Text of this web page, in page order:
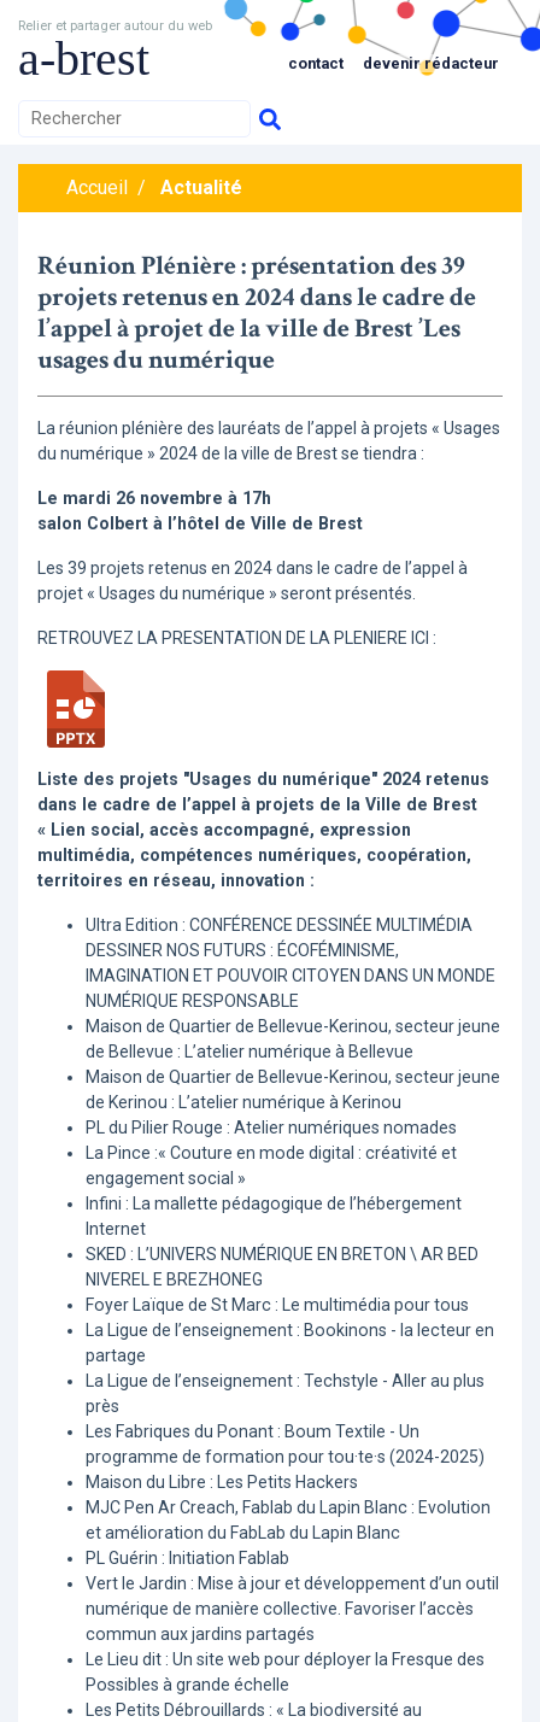
Relier et partager autour du web
a-brest contact devenir rédacteur
Accueil / Actualité
Réunion Plénière : présentation des 39
projets retenus en 2024 dans le cadre de
l’appel à projet de la ville de Brest ’Les
usages du numérique
La réunion plénière des lauréats de l’appel à projets « Usages
du numérique » 2024 de la ville de Brest se tiendra :
Le mardi 26 novembre à 17h
salon Colbert à l’hôtel de Ville de Brest
Les 39 projets retenus en 2024 dans le cadre de l’appel à
projet « Usages du numérique » seront présentés.
RETROUVEZ LA PRESENTATION DE LA PLENIERE ICI :
Liste des projets "Usages du numérique" 2024 retenus
dans le cadre de l’appel à projets de la Ville de Brest
« Lien social, accès accompagné, expression
multimédia, compétences numériques, coopération,
territoires en réseau, innovation :
Ultra Edition : CONFÉRENCE DESSINÉE MULTIMÉDIA
DESSINER NOS FUTURS : ÉCOFÉMINISME,
IMAGINATION ET POUVOIR CITOYEN DANS UN MONDE
NUMÉRIQUE RESPONSABLE
Maison de Quartier de Bellevue-Kerinou, secteur jeune
de Bellevue : L’atelier numérique à Bellevue
Maison de Quartier de Bellevue-Kerinou, secteur jeune
de Kerinou : L’atelier numérique à Kerinou
PL du Pilier Rouge : Atelier numériques nomades
La Pince :« Couture en mode digital : créativité et
engagement social »
Infini : La mallette pédagogique de l’hébergement
Internet
SKED : L’UNIVERS NUMÉRIQUE EN BRETON \ AR BED
NIVEREL E BREZHONEG
Foyer Laïque de St Marc : Le multimédia pour tous
La Ligue de l’enseignement : Bookinons - la lecteur en
partage
La Ligue de l’enseignement : Techstyle - Aller au plus
près
Les Fabriques du Ponant : Boum Textile - Un
programme de formation pour tou·te·s (2024-2025)
Maison du Libre : Les Petits Hackers
MJC Pen Ar Creach, Fablab du Lapin Blanc : Evolution
et amélioration du FabLab du Lapin Blanc
PL Guérin : Initiation Fablab
Vert le Jardin : Mise à jour et développement d’un outil
numérique de manière collective. Favoriser l’accès
commun aux jardins partagés
Le Lieu dit : Un site web pour déployer la Fresque des
Possibles à grande échelle
Les Petits Débrouillards : « La biodiversité au